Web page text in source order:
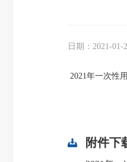
日期：2021-01-
2021年一次性
附件下